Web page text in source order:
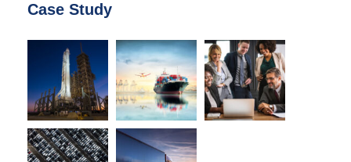
Case Study